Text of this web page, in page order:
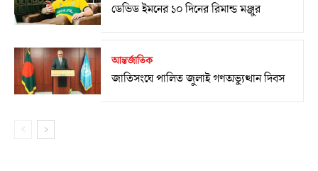
ডেভিড ইমনের ১০ দিনের রিমান্ড মঞ্জুর
আন্তর্জাতিক
জাতিসংঘে পালিত জুলাই গণঅভ্যুত্থান দিবস